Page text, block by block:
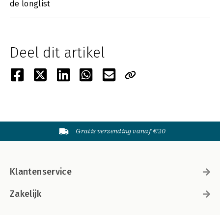
de longlist
Deel dit artikel
Gratis verzending vanaf €20
Klantenservice
Zakelijk